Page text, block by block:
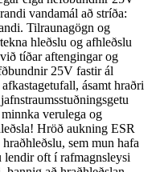
vandamál að stríða:
Tilraunagögn og
hleðslu og afhleðslu
tíðar aftengingar og
25V fastir ál
ásamt hraðri
verulega og
Hröð aukning ESR
sem mun hafa
oft í rafmagnsleysi